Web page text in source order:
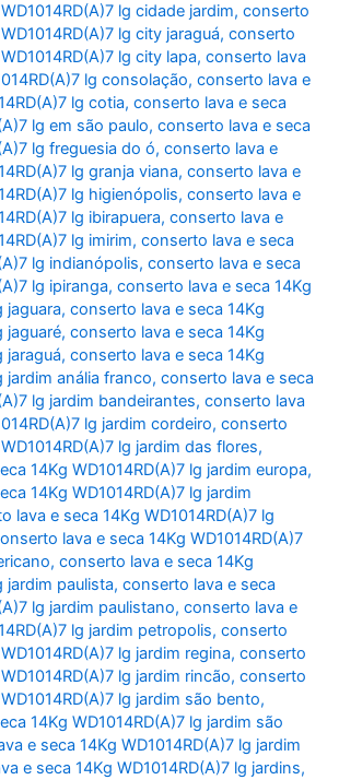
lg cidade jardim,conserto
lg city jaraguá,conserto
lg city lapa,conserto lava
lg consolação,conserto lava e
lg cotia,conserto lava e seca
lg em são paulo,conserto lava e seca
lg freguesia do ó,conserto lava e
lg granja viana,conserto lava e
lg higienópolis,conserto lava e
lg ibirapuera,conserto lava e
lg imirim,conserto lava e seca
lg indianópolis,conserto lava e seca
lg ipiranga,conserto lava e seca 14Kg
jaguara,conserto lava e seca 14Kg
jaguaré,conserto lava e seca 14Kg
jaraguá,conserto lava e seca 14Kg
jardim anália franco,conserto lava e seca
lg jardim bandeirantes,conserto lava
lg jardim cordeiro,conserto
lg jardim das flores,
14Kg WD1014RD(A)7 lg jardim europa,
14Kg WD1014RD(A)7 lg jardim
lava e seca 14Kg WD1014RD(A)7 lg
lava e seca 14Kg WD1014RD(A)7
,conserto lava e seca 14Kg
jardim paulista,conserto lava e seca
lg jardim paulistano,conserto lava e
lg jardim petropolis,conserto
lg jardim regina,conserto
lg jardim rincão,conserto
lg jardim são bento,
14Kg WD1014RD(A)7 lg jardim são
e seca 14Kg WD1014RD(A)7 lg jardim
e seca 14Kg WD1014RD(A)7 lg jardins,